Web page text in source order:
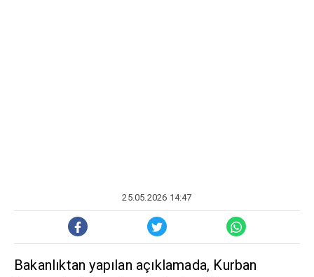
25.05.2026 14:47
Bakanlıktan yapılan açıklamada, Kurban